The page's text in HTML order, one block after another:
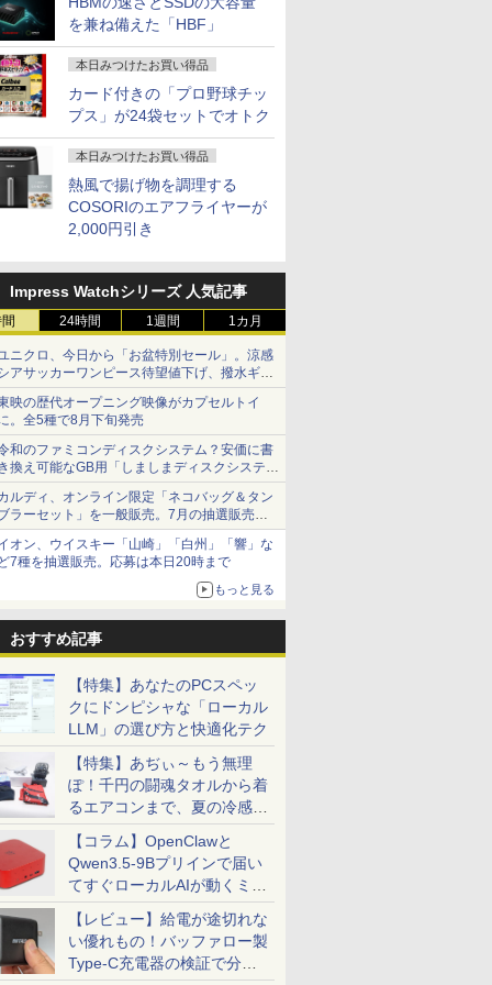
を兼ね備えた「HBF」
本日みつけたお買い得品
カード付きの「プロ野球チッ
プス」が24袋セットでオトク
本日みつけたお買い得品
熱風で揚げ物を調理する
COSORIのエアフライヤーが
2,000円引き
Impress Watchシリーズ 人気記事
24時間 1週間 1カ月
ニクロ、今日から「お盆特別セール」。涼感
アサッカーワンピース待望値下げ、撥水ギア
ョーツは1990円に
映の歴代オープニング映像がカプセルトイ
。全5種で8月下旬発売
和のファミコンディスクシステム？安価に書
換え可能なGB用「しましまディスクシステ
」
ルディ、オンライン限定「ネコバッグ＆タン
ラーセット」を一般販売。7月の抽選販売の
選無効分
オン、ウイスキー「山崎」「白州」「響」な
7種を抽選販売。応募は本日20時まで
もっと見る
おすすめ記事
【特集】あなたのPCスペッ
クにドンピシャな「ローカル
LLM」の選び方と快適化テク
【特集】あぢぃ～もう無理
ぽ！千円の闘魂タオルから着
るエアコンまで、夏の冷感グ
ッズ一挙紹介
【コラム】OpenClawと
Qwen3.5-9Bプリインで届い
てすぐローカルAIが動くミニ
PC「SER9 Pro」
【レビュー】給電が途切れな
い優れもの！バッファロー製
Type-C充電器の検証で分か